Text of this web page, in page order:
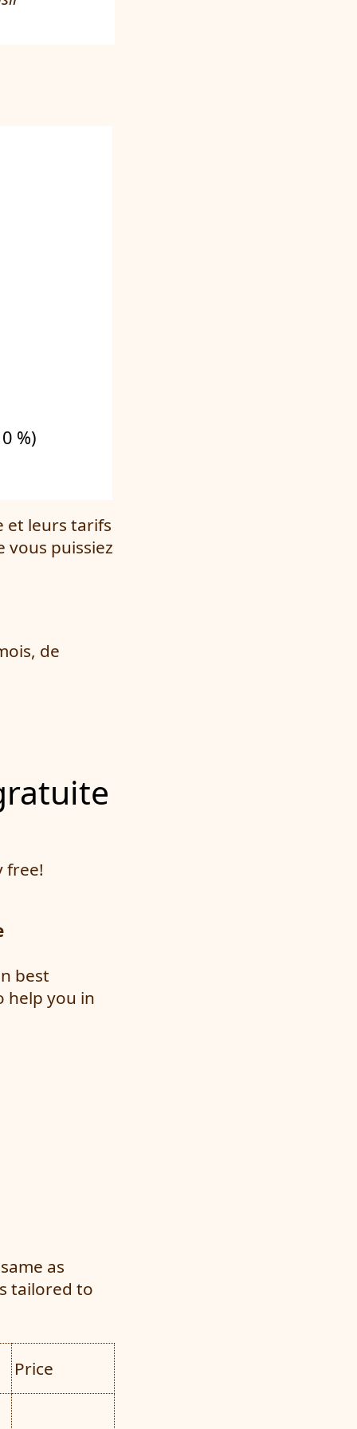
%)
et leurs tarifs
vous puissiez
de
free!
best
help you in
as
tailored to
Price